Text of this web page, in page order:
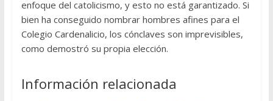
enfoque del catolicismo, y esto no está garantizado. Si
bien ha conseguido nombrar hombres afines para el
Colegio Cardenalicio, los cónclaves son imprevisibles,
como demostró su propia elección.
Información relacionada